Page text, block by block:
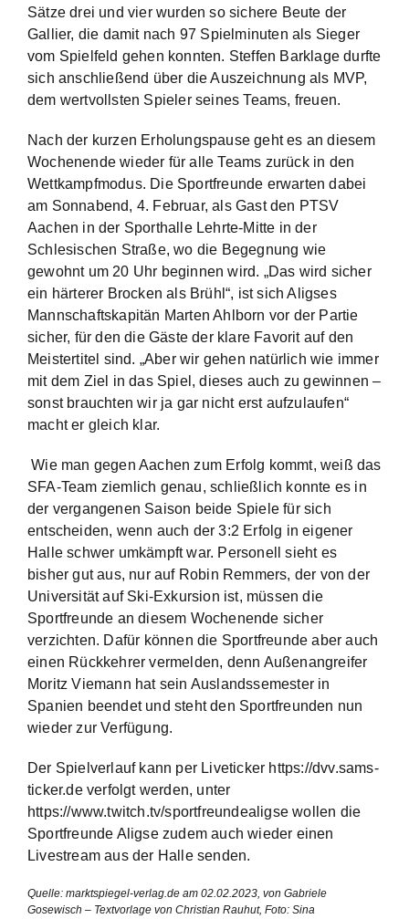
Sätze drei und vier wurden so sichere Beute der
Gallier, die damit nach 97 Spielminuten als Sieger
vom Spielfeld gehen konnten. Steffen Barklage durfte
sich anschließend über die Auszeichnung als MVP,
dem wertvollsten Spieler seines Teams, freuen.
Nach der kurzen Erholungspause geht es an diesem
Wochenende wieder für alle Teams zurück in den
Wettkampfmodus. Die Sportfreunde erwarten dabei
am Sonnabend, 4. Februar, als Gast den PTSV
Aachen in der Sporthalle Lehrte-Mitte in der
Schlesischen Straße, wo die Begegnung wie
gewohnt um 20 Uhr beginnen wird. „Das wird sicher
ein härterer Brocken als Brühl“, ist sich Aligses
Mannschaftskapitän Marten Ahlborn vor der Partie
sicher, für den die Gäste der klare Favorit auf den
Meistertitel sind. „Aber wir gehen natürlich wie immer
mit dem Ziel in das Spiel, dieses auch zu gewinnen –
sonst brauchten wir ja gar nicht erst aufzulaufen“
macht er gleich klar.
Wie man gegen Aachen zum Erfolg kommt, weiß das
SFA-Team ziemlich genau, schließlich konnte es in
der vergangenen Saison beide Spiele für sich
entscheiden, wenn auch der 3:2 Erfolg in eigener
Halle schwer umkämpft war. Personell sieht es
bisher gut aus, nur auf Robin Remmers, der von der
Universität auf Ski-Exkursion ist, müssen die
Sportfreunde an diesem Wochenende sicher
verzichten. Dafür können die Sportfreunde aber auch
einen Rückkehrer vermelden, denn Außenangreifer
Moritz Viemann hat sein Auslandssemester in
Spanien beendet und steht den Sportfreunden nun
wieder zur Verfügung.
Der Spielverlauf kann per Liveticker https://dvv.sams-
ticker.de verfolgt werden, unter
https://www.twitch.tv/sportfreundealigse wollen die
Sportfreunde Aligse zudem auch wieder einen
Livestream aus der Halle senden.
Quelle: marktspiegel-verlag.de am 02.02.2023, von Gabriele
Gosewisch – Textvorlage von Christian Rauhut, Foto: Sina